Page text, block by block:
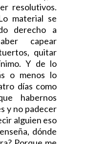
resolutivos.
material se
derecho a
capear
quitar
Y de lo
o menos lo
días como
habernos
y no padecer
alguien eso
dónde